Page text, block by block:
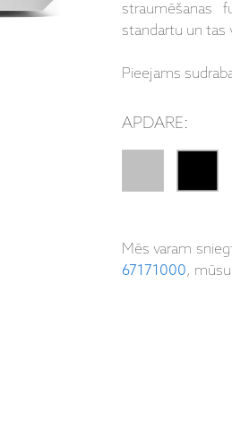
straumēšanas
standartu un tas
Pieejams
APDARE:
Mēs varam
67171000,